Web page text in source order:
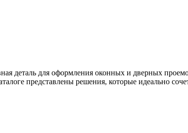
деталь для оформления оконных и дверных
представлены решения, которые идеально